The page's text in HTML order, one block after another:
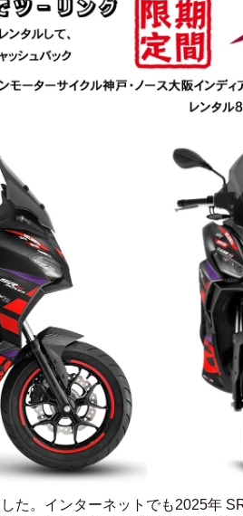
た。インターネットでも2025年